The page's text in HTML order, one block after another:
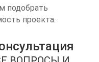
подобрать
проекта.